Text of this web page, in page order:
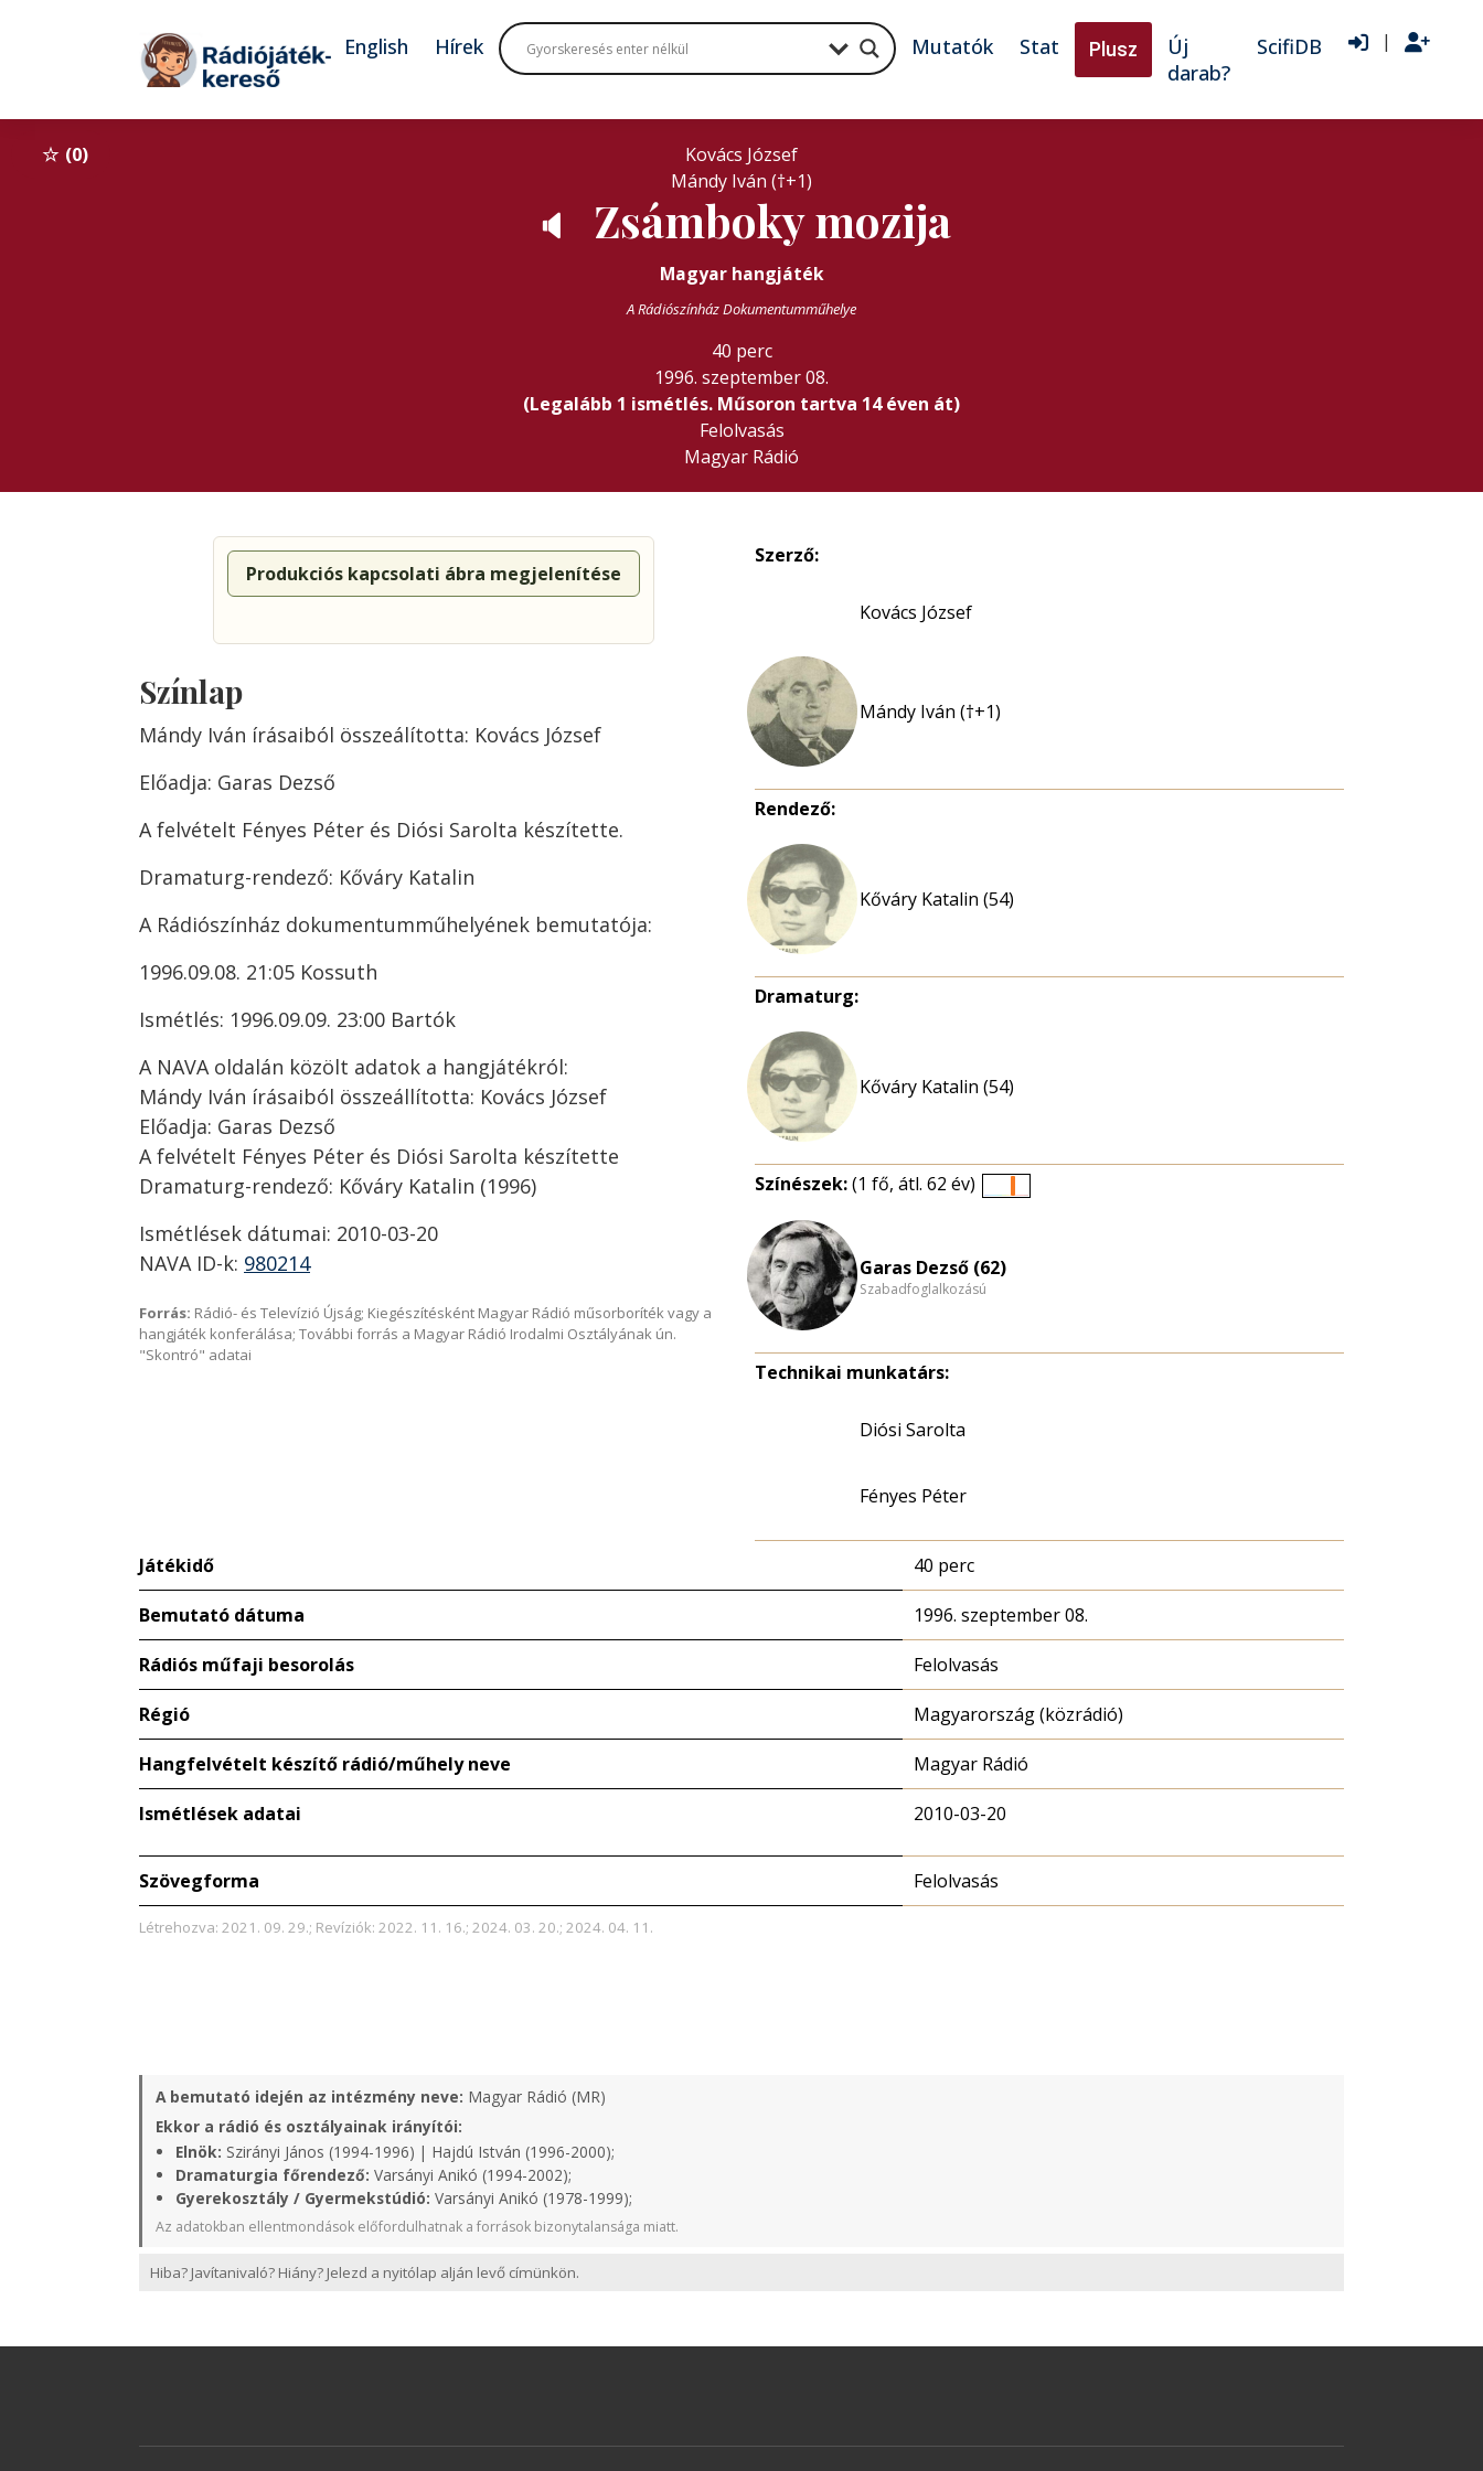
Tovább a tartalomhoz
English Hírek Mutatók Stat Plusz
Új
darab?
ScifiDB |
0
Kovács József
Mándy Iván (†+1)
🔈 Zsámboky mozija
Magyar hangjáték
A Rádiószínház Dokumentumműhelye
40 perc
1996. szeptember 08.
(Legalább 1 ismétlés. Műsoron tartva 14 éven át)
Felolvasás
Magyar Rádió
Produkciós kapcsolati ábra megjelenítése
Színlap
Mándy Iván írásaiból összeálította: Kovács József
Előadja: Garas Dezső
A felvételt Fényes Péter és Diósi Sarolta készítette.
Dramaturg-rendező: Kőváry Katalin
A Rádiószínház dokumentumműhelyének bemutatója:
1996.09.08. 21:05 Kossuth
Ismétlés: 1996.09.09. 23:00 Bartók
A NAVA oldalán közölt adatok a hangjátékról:
Mándy Iván írásaiból összeállította: Kovács József
Előadja: Garas Dezső
A felvételt Fényes Péter és Diósi Sarolta készítette
Dramaturg-rendező: Kőváry Katalin (1996)
Ismétlések dátumai: 2010-03-20
NAVA ID-k: 980214
Forrás: Rádió- és Televízió Újság; Kiegészítésként Magyar Rádió műsorboríték vagy a
hangjáték konferálása; További forrás a Magyar Rádió Irodalmi Osztályának ún.
"Skontró" adatai
Szerző:
Kovács József
Mándy Iván (†+1)
Rendező:
Kőváry Katalin (54)
Dramaturg:
Kőváry Katalin (54)
Színészek:(1 fő, átl. 62 év)
nagyítása
Garas Dezső (62)
Szabadfoglalkozású
Technikai munkatárs:
Diósi Sarolta
Fényes Péter
Játékidő 40 perc
Bemutató dátuma 1996. szeptember 08.
Rádiós műfaji besorolás Felolvasás
Régió Magyarország (közrádió)
Hangfelvételt készítő rádió/műhely neve Magyar Rádió
Ismétlések adatai 2010-03-20
Szövegforma Felolvasás
Létrehozva: 2021. 09. 29.; Revíziók: 2022. 11. 16.; 2024. 03. 20.; 2024. 04. 11.
A bemutató idején az intézmény neve: Magyar Rádió (MR)
Ekkor a rádió és osztályainak irányítói:
Elnök: Szirányi János (1994-1996) | Hajdú István (1996-2000);
Dramaturgia főrendező: Varsányi Anikó (1994-2002);
Gyerekosztály / Gyermekstúdió: Varsányi Anikó (1978-1999);
Az adatokban ellentmondások előfordulhatnak a források bizonytalansága miatt.
Hiba? Javítanivaló? Hiány? Jelezd a nyitólap alján levő címünkön.